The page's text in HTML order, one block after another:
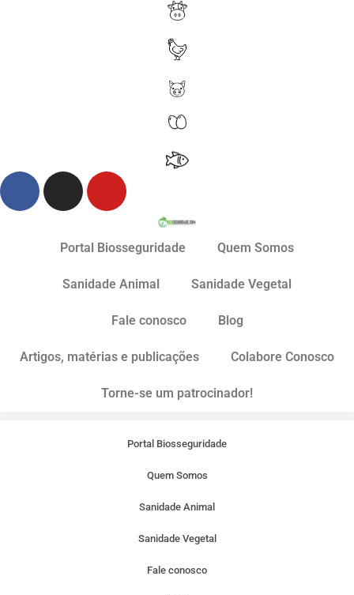
Portal Biosseguridade Quem Somos
Sanidade Animal Sanidade Vegetal
Fale conosco Blog
Artigos, matérias e publicações Colabore Conosco
Torne-se um patrocinador!
Portal Biosseguridade
Quem Somos
Sanidade Animal
Sanidade Vegetal
Fale conosco